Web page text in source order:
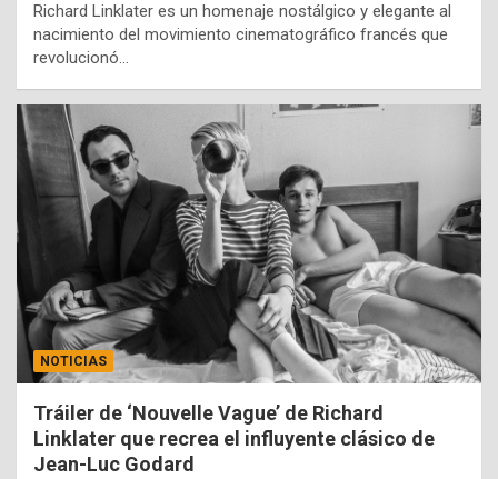
Richard Linklater es un homenaje nostálgico y elegante al
nacimiento del movimiento cinematográfico francés que
revolucionó…
NOTICIAS
Tráiler de ‘Nouvelle Vague’ de Richard
Linklater que recrea el influyente clásico de
Jean-Luc Godard